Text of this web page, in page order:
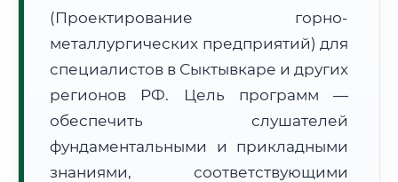
Расчет логистики оригиналов:
• Маршрут транзита:
• Экспресс-доставка СДЭК / Почтой:3–5 рабочих дней
(Проектирование горно-
металлургических предприятий) для
специалистов в Сыктывкаре и других
регионов РФ. Цель программ —
обеспечить слушателей
фундаментальными и прикладными
знаниями, соответствующими